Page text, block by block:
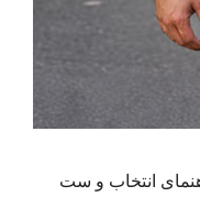
انتخاب و ست